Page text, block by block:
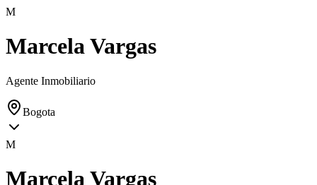
M
Marcela Vargas
Agente Inmobiliario
Bogota
M
Marcela Vargas